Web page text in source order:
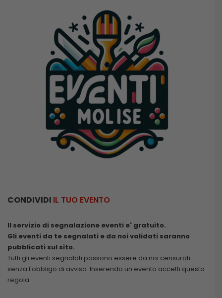
CONDIVIDI IL TUO EVENTO
Il servizio di segnalazione eventi e' gratuito.
Gli eventi da te segnalati e da noi validati saranno
pubblicati sul sito.
Tutti gli eventi segnalati possono essere da noi censurati
senza l'obbligo di avviso. Inserendo un evento accetti questa
regola.